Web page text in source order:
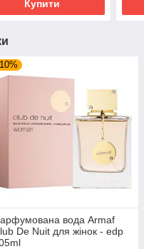
Купити
вода Armaf
De Nuit для жінок - edp